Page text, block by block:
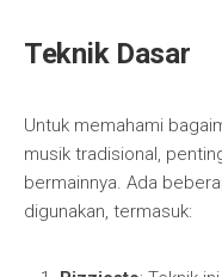
Teknik Dasar
Untuk memahami
musik tradisional,
bermainnya. Ada
digunakan, termasuk: